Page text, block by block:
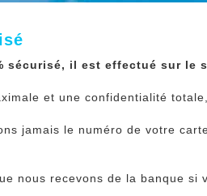
sécurisé, il est effectué sur le
et une confidentialité
jamais le numéro de votre
nous recevons de la banque si